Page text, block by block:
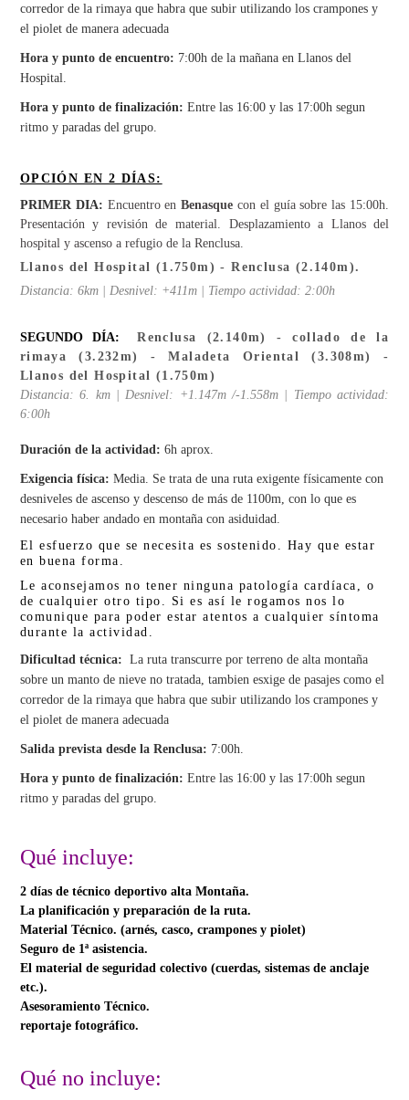
corredor de la rimaya que habra que subir utilizando los crampones y
el piolet de manera adecuada
Hora y punto de encuentro: 7:00h de la mañana en Llanos del
Hospital.
Hora y punto de finalización: Entre las 16:00 y las 17:00h segun
ritmo y paradas del grupo.
OPCIÓN EN 2 DÍAS:
PRIMER DIA: Encuentro enBenasque con el guía sobre las 15:00h.
Presentación y revisión de material. Desplazamiento a Llanos del
hospital y ascenso a refugio de la Renclusa.
Llanos del Hospital (1.750m) - Renclusa (2.140m).
Distancia: 6km | Desnivel: +411m | Tiempo actividad: 2:00h
SEGUNDO DÍA: Renclusa (2.140m) -collado de la
rimaya (3.232m) - Maladeta Oriental (3.308m) -
Llanos del Hospital (1.750m)
Distancia: 6. km | Desnivel: +1.147m /-1.558m | Tiempo actividad:
6:00h
Duración de la actividad: 6h aprox.
Exigencia física: Media. Se trata de una ruta exigente físicamente con
desniveles de ascenso y descenso de más de 1100m, con lo que es
necesario haber andado en montaña con asiduidad.
El esfuerzo que se necesita es sostenido. Hay que estar
en buena forma.
Le aconsejamos no tener ninguna patología cardíaca, o
de cualquier otro tipo. Si es así le rogamos nos lo
comunique para poder estar atentos a cualquier síntoma
durante la actividad.
Dificultad técnica: La ruta transcurre por terreno de alta montaña
sobre un manto de nieve no tratada, tambien esxige de pasajes como el
corredor de la rimaya que habra que subir utilizando los crampones y
el piolet de manera adecuada
Salida prevista desde la Renclusa: 7:00h.
Hora y punto de finalización: Entre las 16:00 y las 17:00h segun
ritmo y paradas del grupo.
Qué incluye:
2 días de técnico deportivo alta Montaña.
La planificación y preparación de la ruta.
Material Técnico. (arnés, casco, crampones y piolet)
Seguro de 1ª asistencia.
El material de seguridad colectivo (cuerdas, sistemas de anclaje
etc.).
Asesoramiento Técnico.
reportaje fotográfico.
Qué no incluye: